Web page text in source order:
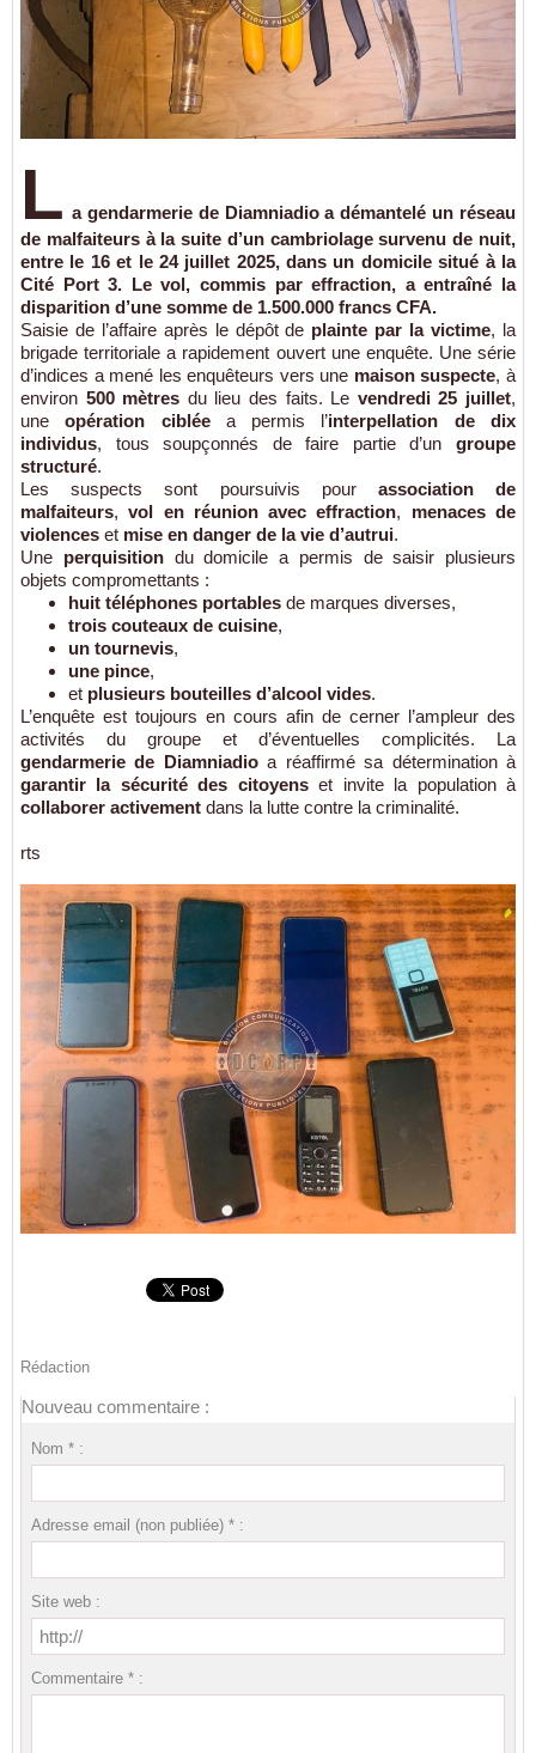
L a gendarmerie de Diamniadioa démantelé un réseau
de malfaiteursà la suite d’un cambriolage survenu de nuit,
entre le 16 et le 24 juillet 2025, dans un domicile situé à la
Cité Port 3. Le vol, commis par effraction, a entraîné la
disparition d’une somme de 1.500.000 francs CFA.
Saisie de l’affaire après le dépôt de plainte par la victime, la
brigade territoriale a rapidement ouvert une enquête. Une série
d’indices a mené les enquêteurs vers une maison suspecte, à
environ 500 mètres du lieu des faits. Le vendredi 25 juillet,
uneopération cibléea permis l’interpellation de dix
individus, tous soupçonnés de faire partie d’un groupe
structuré.
Les suspects sont poursuivis pour association de
malfaiteurs,vol en réunion avec effraction, menaces de
violences et mise en danger de la vie d’autrui.
Une perquisitiondu domicile a permis de saisir plusieurs
objets compromettants :
huit téléphones portables de marques diverses,
trois couteaux de cuisine,
un tournevis,
une pince,
et plusieurs bouteilles d’alcool vides.
L’enquête est toujours en cours afin de cerner l’ampleur des
activités du groupe et d’éventuelles complicités. La
gendarmerie de Diamniadioa réaffirmé sa détermination à
garantir la sécurité des citoyenset invite la population à
collaborer activement dans la lutte contre la criminalité.
rts
Rédaction
Nouveau commentaire :
Nom * :
Adresse email (non publiée) * :
Site web :
Commentaire * :